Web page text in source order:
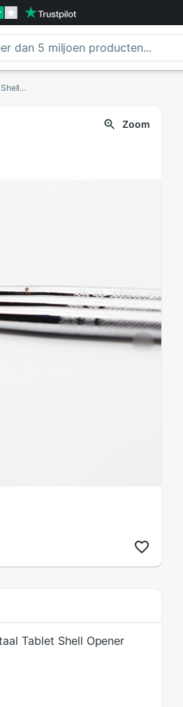
Spudger Voor Ipad Screen Opener Repair Tool Metal Staal Tablet Shell Opener Voor Samsung Tabletten Reparateur Gereedschap
Zoom
Tablet Shell Opener